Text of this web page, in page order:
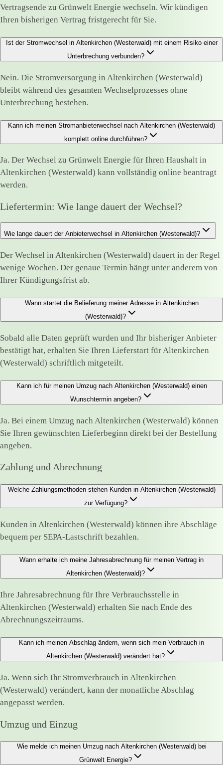
Vertragsende zu Grünwelt Energie wechseln. Wir kündigen
Ihren bisherigen Vertrag fristgerecht für Sie.
Ist der Stromwechsel in Altenkirchen (Westerwald) mit einem Risiko einer
Unterbrechung verbunden?
Nein. Die Stromversorgung in Altenkirchen (Westerwald)
bleibt während des gesamten Wechselprozesses ohne
Unterbrechung bestehen.
Kann ich meinen Stromanbieterwechsel nach Altenkirchen (Westerwald)
komplett online durchführen?
Ja. Der Wechsel zu Grünwelt Energie für Ihren Haushalt in
Altenkirchen (Westerwald) kann vollständig online beantragt
werden.
Liefertermin: Wie lange dauert der Wechsel?
Wie lange dauert der Anbieterwechsel in Altenkirchen (Westerwald)?
Der Wechsel in Altenkirchen (Westerwald) dauert in der Regel
wenige Wochen. Der genaue Termin hängt unter anderem von
Ihrer Kündigungsfrist ab.
Wann startet die Belieferung meiner Adresse in Altenkirchen
(Westerwald)?
Sobald alle Daten geprüft wurden und Ihr bisheriger Anbieter
bestätigt hat, erhalten Sie Ihren Lieferstart für Altenkirchen
(Westerwald) schriftlich mitgeteilt.
Kann ich für meinen Umzug nach Altenkirchen (Westerwald) einen
Wunschtermin angeben?
Ja. Bei einem Umzug nach Altenkirchen (Westerwald) können
Sie Ihren gewünschten Lieferbeginn direkt bei der Bestellung
angeben.
Zahlung und Abrechnung
Welche Zahlungsmethoden stehen Kunden in Altenkirchen (Westerwald)
zur Verfügung?
Kunden in Altenkirchen (Westerwald) können ihre Abschläge
bequem per SEPA-Lastschrift bezahlen.
Wann erhalte ich meine Jahresabrechnung für meinen Vertrag in
Altenkirchen (Westerwald)?
Ihre Jahresabrechnung für Ihre Verbrauchsstelle in
Altenkirchen (Westerwald) erhalten Sie nach Ende des
Abrechnungszeitraums.
Kann ich meinen Abschlag ändern, wenn sich mein Verbrauch in
Altenkirchen (Westerwald) verändert hat?
Ja. Wenn sich Ihr Stromverbrauch in Altenkirchen
(Westerwald) verändert, kann der monatliche Abschlag
angepasst werden.
Umzug und Einzug
Wie melde ich meinen Umzug nach Altenkirchen (Westerwald) bei
Grünwelt Energie?